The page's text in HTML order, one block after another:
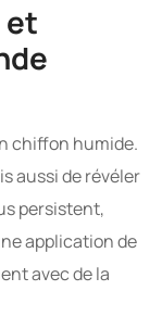
et
chiffon humide.
aussi de révéler
persistent,
application de
avec de la